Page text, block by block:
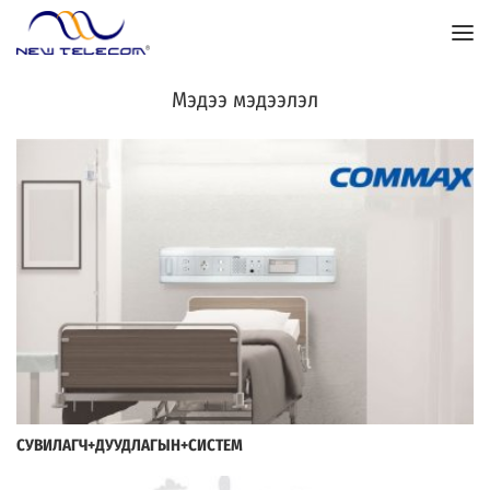
Мэдээ мэдээлэл
СУВИЛАГЧ+ДУУДЛАГЫН+СИСТЕМ